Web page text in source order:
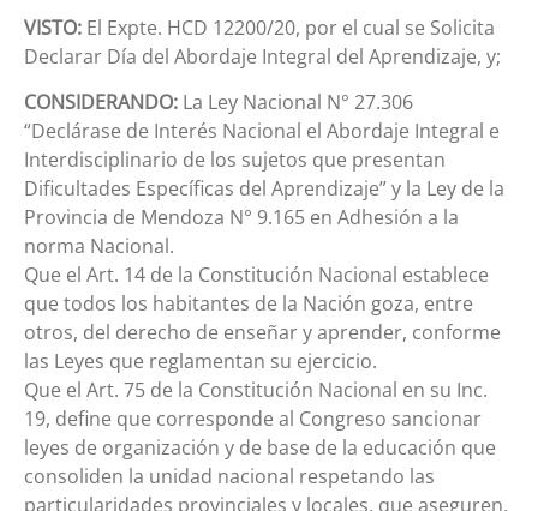
VISTO: El Expte. HCD 12200/20, por el cual se Solicita
Declarar Día del Abordaje Integral del Aprendizaje, y;
CONSIDERANDO: La Ley Nacional N° 27.306
“Declárase de Interés Nacional el Abordaje Integral e
Interdisciplinario de los sujetos que presentan
Dificultades Específicas del Aprendizaje” y la Ley de la
Provincia de Mendoza N° 9.165 en Adhesión a la
norma Nacional.
Que el Art. 14 de la Constitución Nacional establece
que todos los habitantes de la Nación goza, entre
otros, del derecho de enseñar y aprender, conforme
las Leyes que reglamentan su ejercicio.
Que el Art. 75 de la Constitución Nacional en su Inc.
19, define que corresponde al Congreso sancionar
leyes de organización y de base de la educación que
consoliden la unidad nacional respetando las
particularidades provinciales y locales, que aseguren,